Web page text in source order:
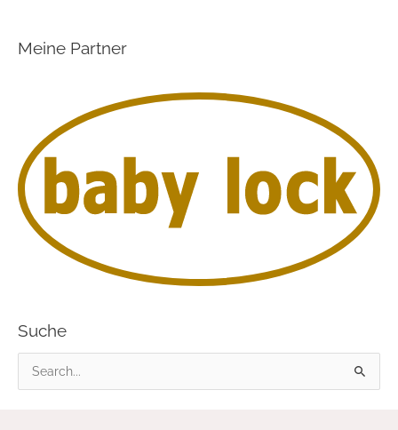
Meine Partner
Suche